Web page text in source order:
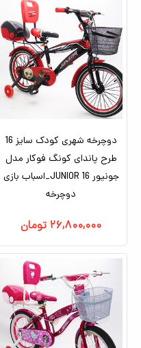
دوچرخه شهری کودک سایز 16
طرح پاندای کونگ‌ فوکار مدل
جونیور JUNIOR 16_اسباب بازی
دوچرخه
۲۶,۸۰۰,۰۰۰ تومان